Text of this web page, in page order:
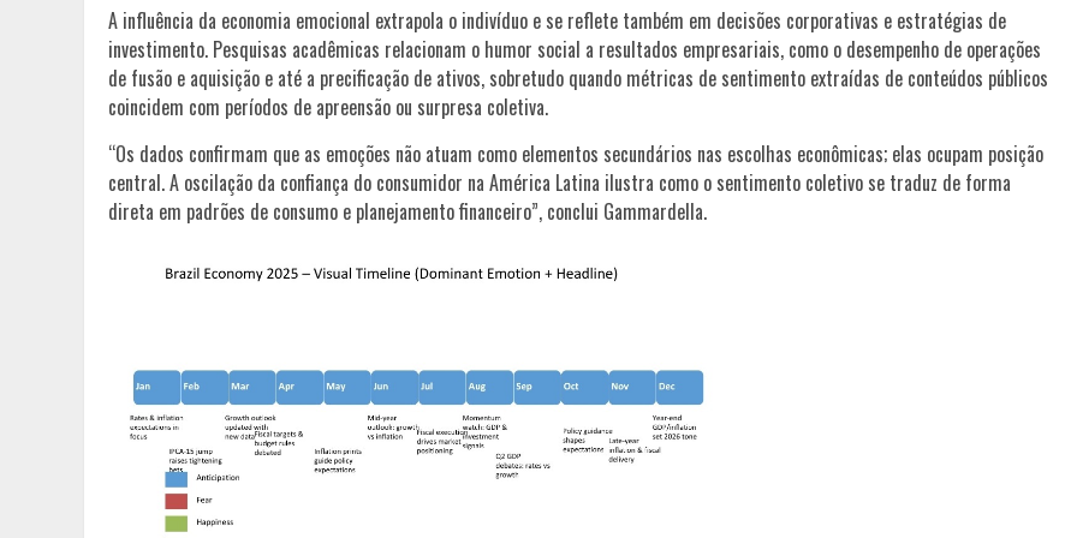
A influência da economia emocional extrapola o indivíduo e se reflete também em decisões corporativas e estratégias de
investimento. Pesquisas acadêmicas relacionam o humor social a resultados empresariais, como o desempenho de operações
de fusão e aquisição e até a precificação de ativos, sobretudo quando métricas de sentimento extraídas de conteúdos públicos
coincidem com períodos de apreensão ou surpresa coletiva.
“Os dados confirmam que as emoções não atuam como elementos secundários nas escolhas econômicas; elas ocupam posição
central. A oscilação da confiança do consumidor na América Latina ilustra como o sentimento coletivo se traduz de forma
direta em padrões de consumo e planejamento financeiro”, conclui Gammardella.